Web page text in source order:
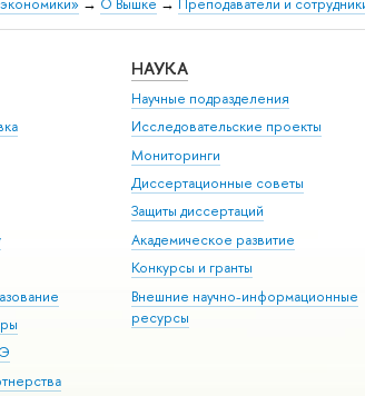
НАУКА
Научные подразделения
Исследовательские проекты
Мониторинги
Диссертационные советы
Защиты диссертаций
Академическое развитие
Конкурсы и гранты
Внешние научно-информационные
ресурсы